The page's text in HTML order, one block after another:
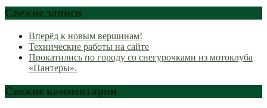
Свежие записи
Вперёд к новым вершинам!
Технические работы на сайте
Прокатились по городу со снегурочками из мотоклуба
«Пантеры».
Свежие комментарии